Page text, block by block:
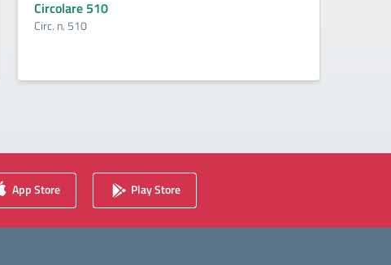
Circolare 510
Circ. n. 510
App Store Play Store